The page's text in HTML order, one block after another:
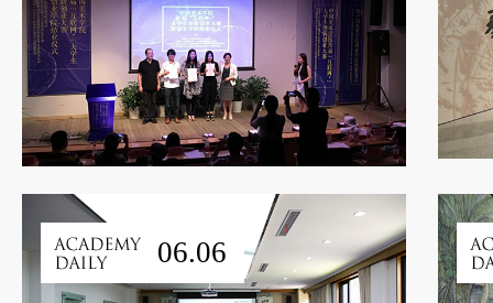
06.06